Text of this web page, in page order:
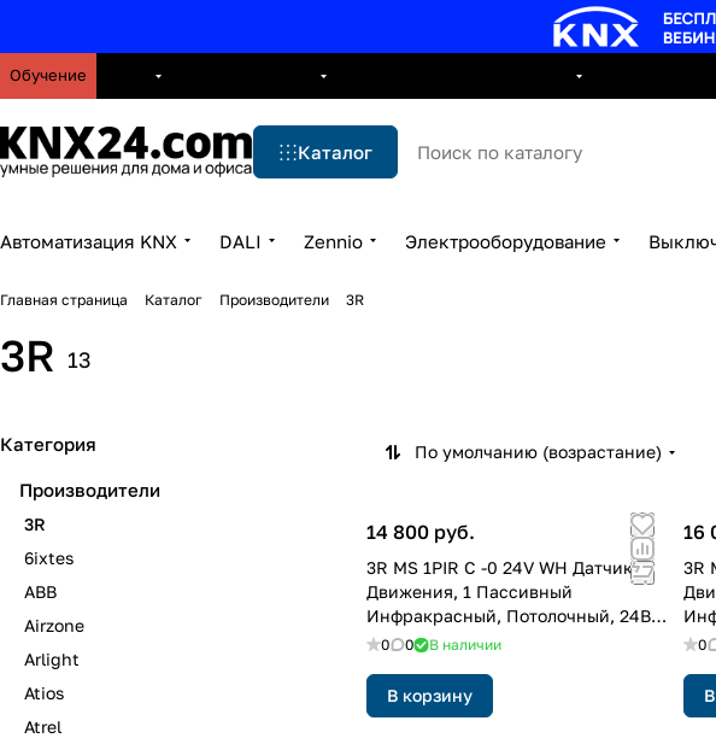
Обучение
Каталог
Автоматизация KNX DALI Zennio Электрооборудование
Главная страница Каталог Производители 3R
3R 13
По умолчанию (возрастание)
14 800 руб.
3R MS 1PIR C -0 24V WH Датчик
Движения, 1 Пассивный
Инфракрасный, Потолочный, 24В,
Белый
0 0 В наличии
В корзину
16
3R
0
Категория
Производители
3R
6ixtes
ABB
Airzone
Arlight
Atios
Atrel